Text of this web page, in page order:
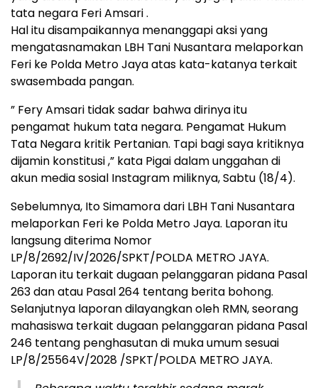
tata negara Feri Amsari .
Hal itu disampaikannya menanggapi aksi yang
mengatasnamakan LBH Tani Nusantara melaporkan
Feri ke Polda Metro Jaya atas kata-katanya terkait
swasembada pangan.
” Fery Amsari tidak sadar bahwa dirinya itu
pengamat hukum tata negara. Pengamat Hukum
Tata Negara kritik Pertanian. Tapi bagi saya kritiknya
dijamin konstitusi ,” kata Pigai dalam unggahan di
akun media sosial Instagram miliknya, Sabtu (18/4).
Sebelumnya, Ito Simamora dari LBH Tani Nusantara
melaporkan Feri ke Polda Metro Jaya. Laporan itu
langsung diterima Nomor
LP/8/2692/IV/2026/SPKT/POLDA METRO JAYA.
Laporan itu terkait dugaan pelanggaran pidana Pasal
263 dan atau Pasal 264 tentang berita bohong.
Selanjutnya laporan dilayangkan oleh RMN, seorang
mahasiswa terkait dugaan pelanggaran pidana Pasal
246 tentang penghasutan di muka umum sesuai
LP/8/25564V/2028 /SPKT/POLDA METRO JAYA.